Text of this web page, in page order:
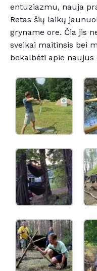
entuziazmu, nauja
Retas šių laikų
gryname ore. Čia jis
sveikai maitinsis bei
bekalbėti apie